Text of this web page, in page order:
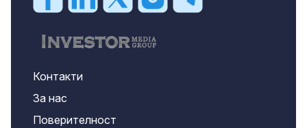
Контакти
За нас
Поверителност